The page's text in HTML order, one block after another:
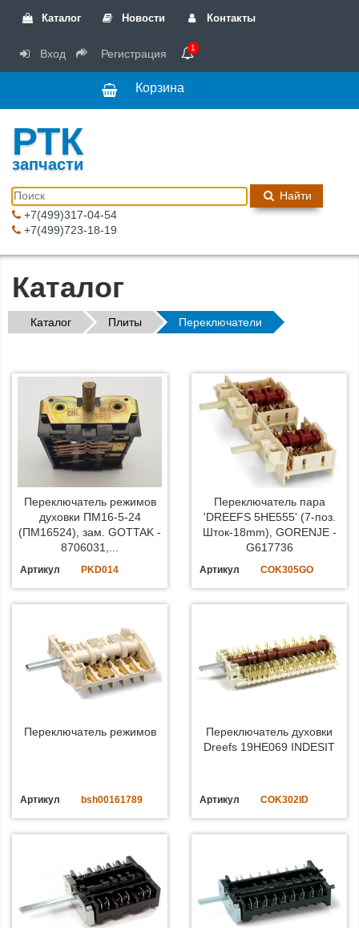
Каталог Новости Контакты
Вход Регистрация 1
Корзина
РТК
запчасти
Найти
+7(499)317-04-54
+7(499)723-18-19
Каталог
Каталог Плиты Переключатели
Переключатель режимов
духовки ПМ16-5-24
(ПМ16524), зам. GOTTAK -
8706031,...
Артикул PKD014
Переключатель пара
'DREEFS 5HE555' (7-поз.
Шток-18mm), GORENJE -
G617736
Артикул COK305GO
Переключатель режимов
Артикул bsh00161789
Переключатель духовки
Dreefs 19HE069 INDESIT
Артикул COK302ID